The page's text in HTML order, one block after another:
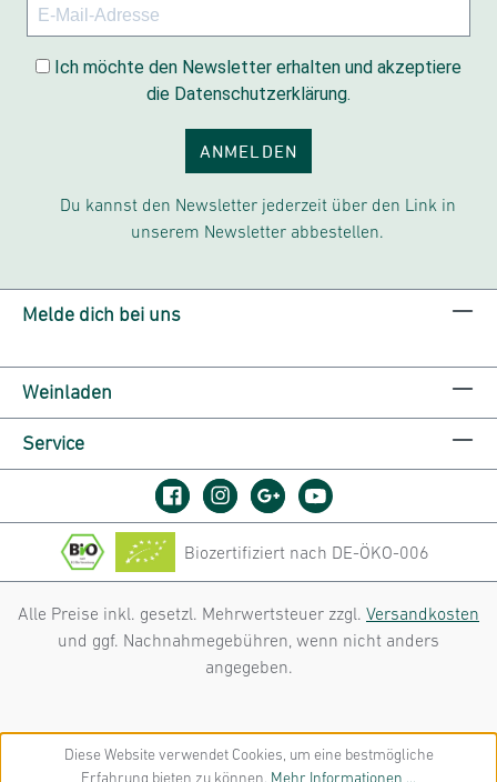
Ich möchte den Newsletter erhalten und akzeptiere
die Datenschutzerklärung.
ANMELDEN
Du kannst den Newsletter jederzeit über den Link in
unserem Newsletter abbestellen.
Melde dich bei uns
Weinladen
Service
Biozertifiziert nach DE-ÖKO-006
Alle Preise inkl. gesetzl. Mehrwertsteuer zzgl. Versandkosten
und ggf. Nachnahmegebühren, wenn nicht anders
angegeben.
Diese Website verwendet Cookies, um eine bestmögliche
Erfahrung bieten zu können. Mehr Informationen ...